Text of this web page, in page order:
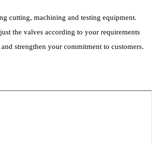
cutting, machining and testing equipment.
the valves according to your requirements
strengthen your commitment to customers.